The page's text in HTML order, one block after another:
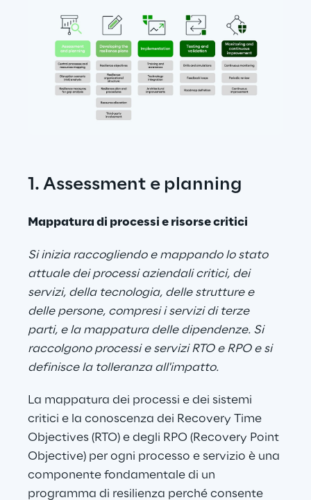
1. Assessment e planning
Mappatura di processi e risorse critici
Si inizia raccogliendo e mappando lo stato
attuale dei processi aziendali critici, dei
servizi, della tecnologia, delle strutture e
delle persone, compresi i servizi di terze
parti, e la mappatura delle dipendenze. Si
raccolgono processi e servizi RTO e RPO e si
definisce la tolleranza all'impatto.
La mappatura dei processi e dei sistemi
critici e la conoscenza dei Recovery Time
Objectives (RTO) e degli RPO (Recovery Point
Objective) per ogni processo e servizio è una
componente fondamentale di un
programma di resilienza perché consente